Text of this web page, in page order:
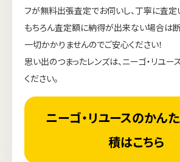
フが無料出張査定でお伺いし、丁寧に査定
もちろん査定額に納得が出来ない場合は
一切かかりませんのでご安心ください！
思い出のつまったレンズは、ニーゴ・リユ
ください。
ニーゴ・リユースのかん
積はこちら